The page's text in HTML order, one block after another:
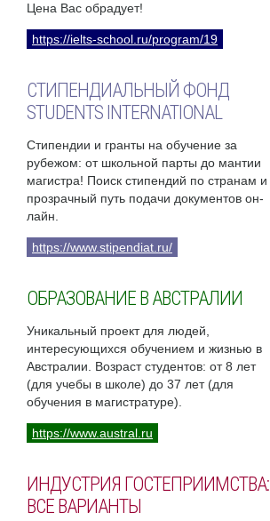
Цена Вас обрадует!
https://ielts-school.ru/program/19
СТИПЕНДИАЛЬНЫЙ ФОНД
STUDENTS INTERNATIONAL
Стипендии и гранты на обучение за
рубежом: от школьной парты до мантии
магистра! Поиск стипендий по странам и
прозрачный путь подачи документов он-
лайн.
https://www.stipendiat.ru/
ОБРАЗОВАНИЕ В АВСТРАЛИИ
Уникальный проект для людей,
интересующихся обучением и жизнью в
Австралии. Возраст студентов: от 8 лет
(для учебы в школе) до 37 лет (для
обучения в магистратуре).
https://www.austral.ru
ИНДУСТРИЯ ГОСТЕПРИИМСТВА:
ВСЕ ВАРИАНТЫ